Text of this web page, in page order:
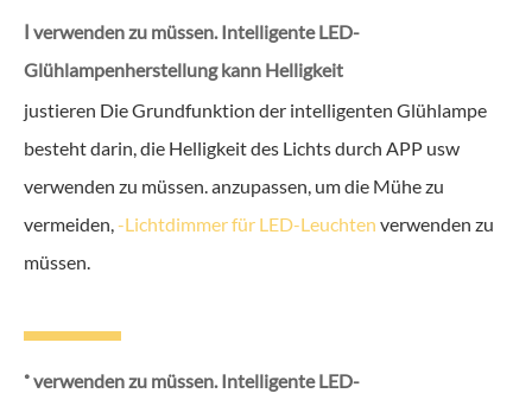
Ⅰ verwenden zu müssen. Intelligente LED-
Glühlampenherstellung kann Helligkeit
justieren Die Grundfunktion der intelligenten Glühlampe
besteht darin, die Helligkeit des Lichts durch APP usw
verwenden zu müssen. anzupassen, um die Mühe zu
vermeiden,-Lichtdimmer für LED-Leuchten verwenden zu
müssen.
˚ verwenden zu müssen. Intelligente LED-